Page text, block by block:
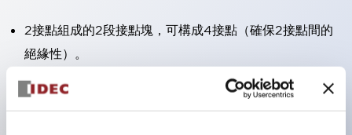
2接點組成的2段接點塊，可構成4接點（確保2接點間的
絕緣性）。
面板深度39.9mm（※11段接點塊）、59.9mm（※22段
接點塊）。可實現省空間設計。